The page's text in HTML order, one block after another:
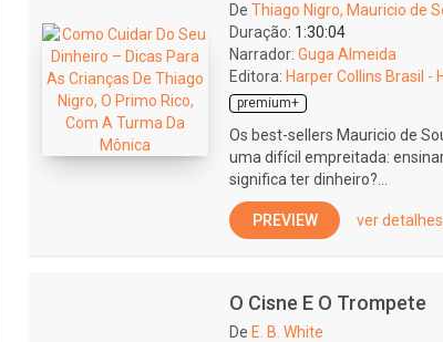
De Thiago Nigro, Mauricio de
Duração: 1:30:04
Narrador: Guga Almeida
Editora: Harper Collins Brasil -
premium+
Os best-sellers Mauricio de
uma difícil empreitada:
significa ter dinheiro?...
PREVIEW ver detalhes
O Cisne E O Trompete
De E. B. White